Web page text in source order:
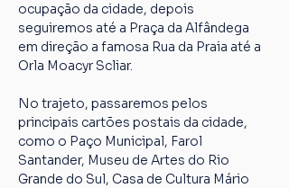
ocupação da cidade, depois
seguiremos até a Praça da Alfândega
em direção a famosa Rua da Praia até a
Orla Moacyr Scliar.
No trajeto, passaremos pelos
principais cartões postais da cidade,
como o Paço Municipal, Farol
Santander, Museu de Artes do Rio
Grande do Sul, Casa de Cultura Mário